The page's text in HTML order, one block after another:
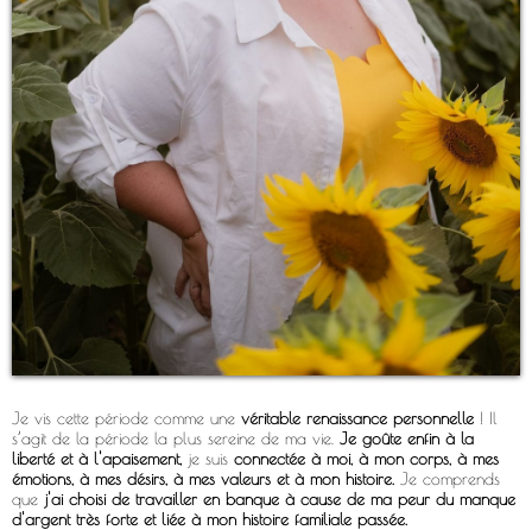
Je vis cette période comme une véritable renaissance personnelle ! Il
s’agit de la période la plus sereine de ma vie. Je goûte enfin à la
liberté et à l'apaisement, je suis connectée à moi, à mon corps, à mes
émotions, à mes désirs, à mes valeurs et à mon histoire. Je comprends
que j'ai choisi de travailler en banque à cause de ma peur du manque
d'argent très forte et liée à mon histoire familiale passée.